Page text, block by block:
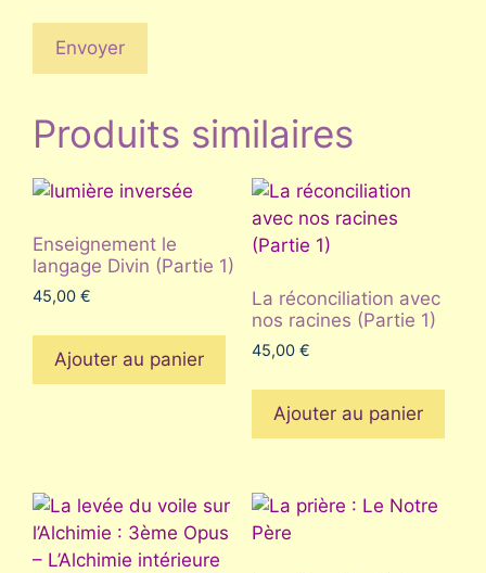
Produits similaires
Enseignement le
langage Divin (Partie 1)
45,00 €
Ajouter au panier
La réconciliation avec
nos racines (Partie 1)
45,00 €
Ajouter au panier